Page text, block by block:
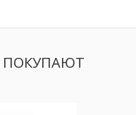
ПОКУПАЮТ